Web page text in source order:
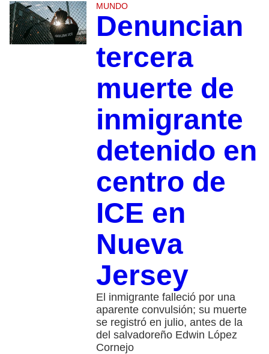
MUNDO
Denuncian
tercera
muerte de
inmigrante
detenido en
centro de
ICE en
Nueva
Jersey
El inmigrante falleció por una
aparente convulsión; su muerte
se registró en julio, antes de la
del salvadoreño Edwin López
Cornejo